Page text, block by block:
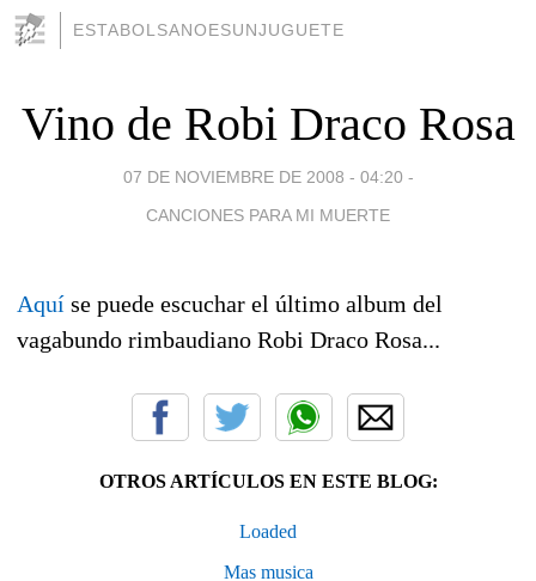
ESTABOLSANOESUNJUGUETE
Vino de Robi Draco Rosa
07 DE NOVIEMBRE DE 2008 - 04:20 -
CANCIONES PARA MI MUERTE
Aquí se puede escuchar el último album del
vagabundo rimbaudiano Robi Draco Rosa...
OTROS ARTÍCULOS EN ESTE BLOG:
Loaded
Mas musica